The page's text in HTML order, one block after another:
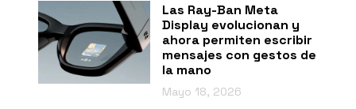
Las Ray-Ban Meta
Display evolucionan y
ahora permiten escribir
mensajes con gestos de
la mano
Mayo 18, 2026